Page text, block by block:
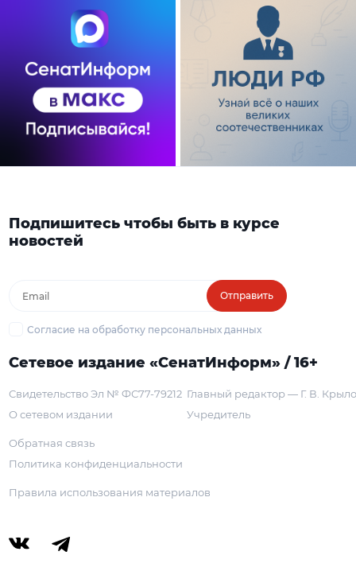
Подпишитесь чтобы быть в курсе
новостей
Отправить
Согласие на обработку персональных данных
Сетевое издание «СенатИнформ» / 16+
Свидетельство Эл № ФС77-79212
О сетевом издании
Главный редактор — Г. В.
Учредитель
Обратная связь
Политика конфиденциальности
Правила использования материалов